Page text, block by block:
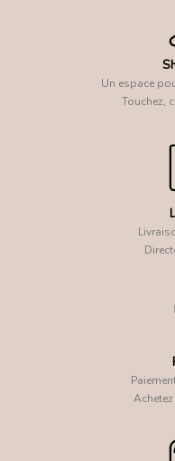
Un espace
Touchez,